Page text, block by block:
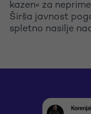
kazen« za
Širša javnost
spletno nasilje